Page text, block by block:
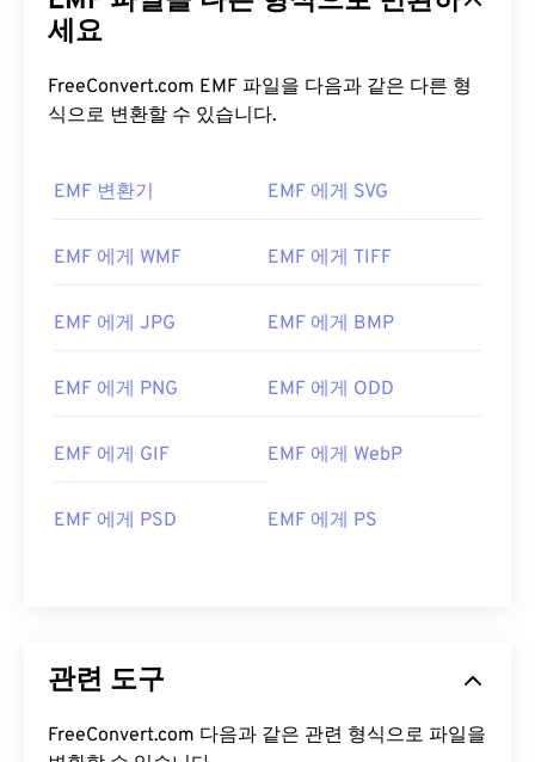
세요
FreeConvert.com EMF 파일을 다음과 같은 다른 형
식으로 변환할 수 있습니다.
EMF 변환기 EMF 에게 SVG
EMF 에게 WMF EMF 에게 TIFF
EMF 에게 JPG EMF 에게 BMP
EMF 에게 PNG EMF 에게 ODD
EMF 에게 GIF EMF 에게 WebP
EMF 에게 PSD EMF 에게 PS
관련 도구
FreeConvert.com 다음과 같은 관련 형식으로 파일을